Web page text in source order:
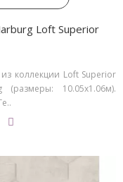
Loft Superior
коллекции Loft Superior
(размеры: 10.05х1.06м).